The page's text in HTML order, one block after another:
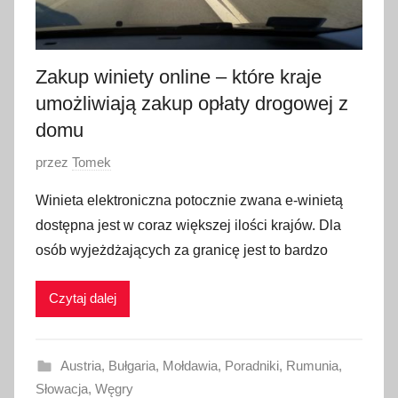
a
2
2
1
Zakup winiety online – które kraje
umożliwiają zakup opłaty drogowej z
domu
O
u
b
l
i
a
n
przez Tomek
Winieta elektroniczna potocznie zwana e-winietą
dostępna jest w coraz większej ilości krajów. Dla
osób wyjeżdżających za granicę jest to bardzo
Czytaj dalej
Austria, Bułgaria, Mołdawia, Poradniki, Rumunia,
Słowacja, Węgry